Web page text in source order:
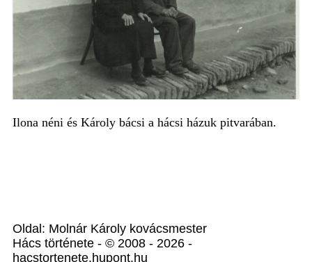
Ilona néni és Károly bácsi a hácsi házuk pitvarában.
Oldal: Molnár Károly kovácsmester
Hács története - © 2008 - 2026 -
hacstortenete.hupont.hu